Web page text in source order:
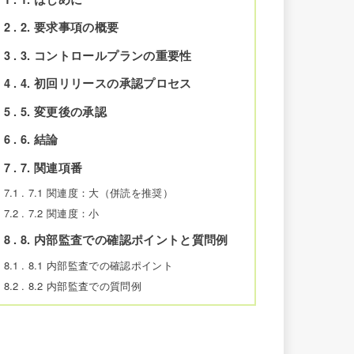
2
2. 要求事項の概要
3
3. コントロールプランの重要性
4
4. 初回リリースの承認プロセス
5
5. 変更後の承認
6
6. 結論
7
7. 関連項番
7.1
7.1 関連度：大（併読を推奨）
7.2
7.2 関連度：小
8 8. 内部監査での確認ポイントと質問例
8.1
8.1 内部監査での確認ポイント
8.2
8.2 内部監査での質問例